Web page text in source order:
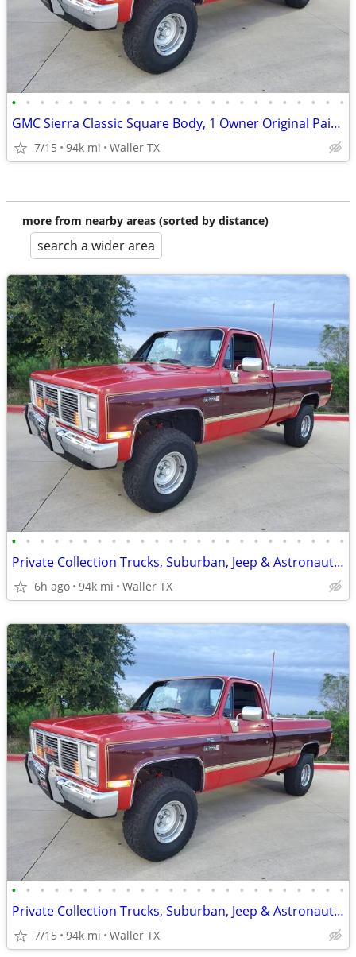
• • • • • • • • • • • • • • • • • • • • • • • •
GMC Sierra Classic Square Body, 1 Owner Original Paint Survivor
7/15 94k mi Waller TX
more from nearby areas (sorted by distance)
search a wider area
• • • • • • • • • • • • • • • • • • • • • • • •
Private Collection Trucks, Suburban, Jeep & Astronaut Car Sale
6h ago 94k mi Waller TX
• • • • • • • • • • • • • • • • • • • • • • • •
Private Collection Trucks, Suburban, Jeep & Astronaut Car Sale
7/15 94k mi Waller TX